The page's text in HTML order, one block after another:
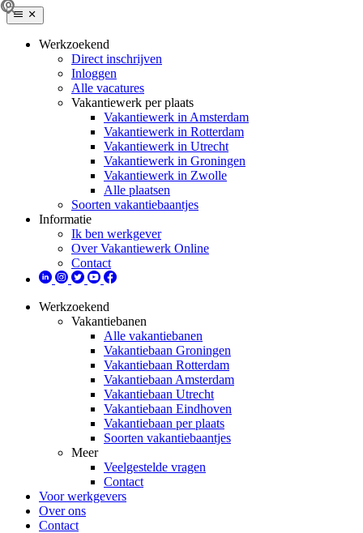
Werkzoekend
Direct inschrijven
Inloggen
Alle vacatures
Vakantiewerk per plaats
Vakantiewerk in Amsterdam
Vakantiewerk in Rotterdam
Vakantiewerk in Utrecht
Vakantiewerk in Groningen
Vakantiewerk in Zwolle
Alle plaatsen
Soorten vakantiebaantjes
Informatie
Ik ben werkgever
Over Vakantiewerk Online
Contact
Werkzoekend
Vakantiebanen
Alle vakantiebanen
Vakantiebaan Groningen
Vakantiebaan Rotterdam
Vakantiebaan Amsterdam
Vakantiebaan Utrecht
Vakantiebaan Eindhoven
Vakantiebaan per plaats
Soorten vakantiebaantjes
Meer
Veelgestelde vragen
Contact
Voor werkgevers
Over ons
Contact